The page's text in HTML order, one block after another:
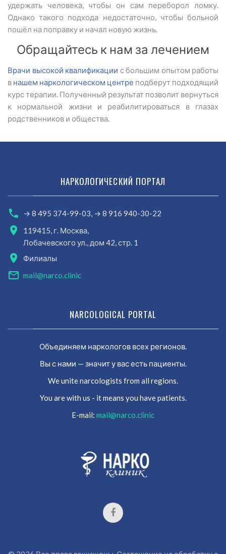
удержать человека, чтобы он сам переборол ломку.
Однако такого подхода недостаточно, чтобы больной
пошёл на поправку и начал новую жизнь.
Обращайтесь к нам за лечением
Врачи высокой квалификации с большим опытом работы
в нашем наркологическом центре подберут подходящий
курс терапии. Полученный результат позволит вернуться
к нормальной жизни и реабилитироваться в глазах
родственников и общества.
НАРКОЛОГИЧЕСКИЙ ПОРТАЛ
→ 8 495 374-99-03, → 8 916 940-30-22
119415, г. Москва,
Лобачевского ул., дом 42, стр. 1
Филиалы
mail@narco.clinic
NARCOLOGICAL PORTAL
Объединяем наркологов всех регионов.
Вы с нами — значит у вас есть пациенты.
We unite narcologists from all regions.
You are with us - it means you have patients.
E-mail: mail@narco.clinic